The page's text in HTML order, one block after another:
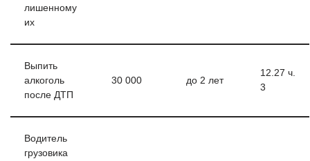
лишенному
их
Выпить
алкоголь
после ДТП
30 000 до 2 лет
12.27 ч.
3
Водитель
грузовика